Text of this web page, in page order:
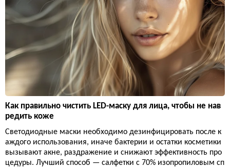
Как правильно чистить LED-маску для лица, чтобы не нав
редить коже
Светодиодные маски необходимо дезинфицировать после к
аждого использования, иначе бактерии и остатки косметики
вызывают акне, раздражение и снижают эффективность про
цедуры. Лучший способ — салфетки с 70% изопропиловым сп